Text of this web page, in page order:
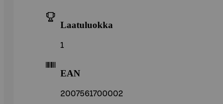
Laatuluokka
1
EAN
2007561700002